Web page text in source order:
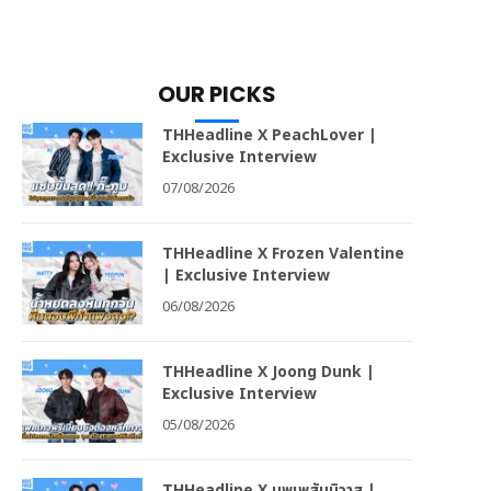
OUR PICKS
THHeadline X PeachLover |
Exclusive Interview
07/08/2026
THHeadline X Frozen Valentine
| Exclusive Interview
06/08/2026
THHeadline X Joong Dunk |
Exclusive Interview
05/08/2026